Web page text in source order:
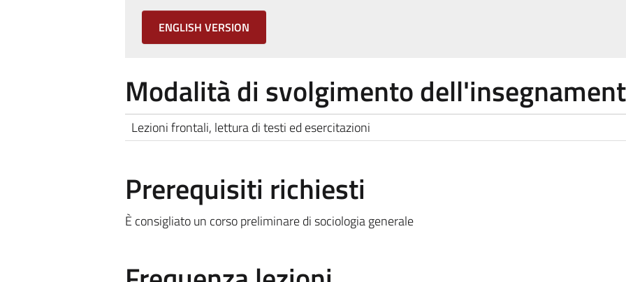
ENGLISH VERSION
Modalità di svolgimento
Lezioni frontali, lettura di testi ed esercitazioni
Prerequisiti richiesti
È consigliato un corso preliminare di sociologia generale